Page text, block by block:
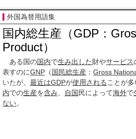
外国為替用語集
国内総生産（GDP：
Product）
ある国の国内で生み出した財やサービス
表すのにGNP （ 国民総生産 ： Gross
いたが、 最近はGDPが使用される ことが多
内での生産を含み 自国 民によって海外で
ない。